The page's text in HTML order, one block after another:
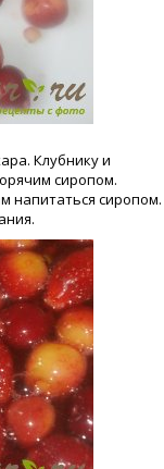
Клубнику и
сиропом.
напитаться сиропом.